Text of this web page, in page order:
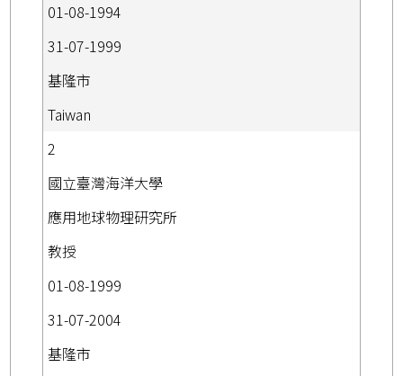
01-08-1994
31-07-1999
基隆市
Taiwan
2
國立臺灣海洋大學
應用地球物理研究所
教授
01-08-1999
31-07-2004
基隆市